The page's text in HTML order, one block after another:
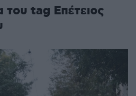
tag Επέτειος